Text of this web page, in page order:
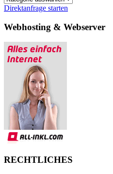
Direktanfrage starten
Webhosting & Webserver
RECHTLICHES